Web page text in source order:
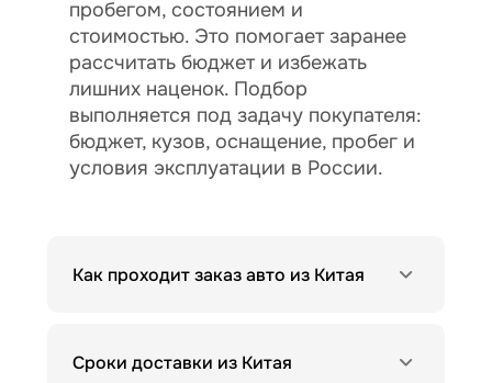
пробегом, состоянием и
стоимостью. Это помогает заранее
рассчитать бюджет и избежать
лишних наценок. Подбор
выполняется под задачу покупателя:
бюджет, кузов, оснащение, пробег и
условия эксплуатации в России.
Как проходит заказ авто из Китая
Сроки доставки из Китая